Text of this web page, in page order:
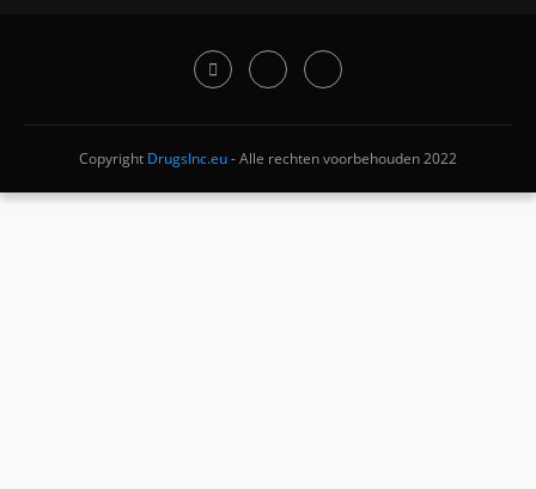
Copyright DrugsInc.eu- Alle rechten voorbehouden 2022